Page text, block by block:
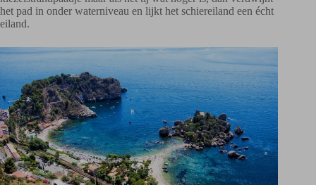
het pad in onder waterniveau en lijkt het schiereiland een écht
eiland.